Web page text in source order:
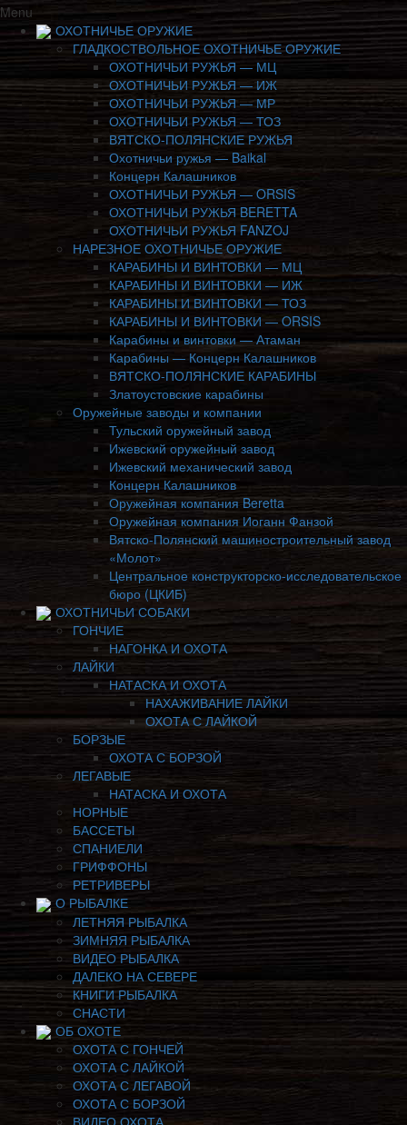
Menu
ОХОТНИЧЬЕ ОРУЖИЕ
ГЛАДКОСТВОЛЬНОЕ ОХОТНИЧЬЕ ОРУЖИЕ
ОХОТНИЧЬИ РУЖЬЯ — МЦ
ОХОТНИЧЬИ РУЖЬЯ — ИЖ
ОХОТНИЧЬИ РУЖЬЯ — МР
ОХОТНИЧЬИ РУЖЬЯ — ТОЗ
ВЯТСКО-ПОЛЯНСКИЕ РУЖЬЯ
Охотничьи ружья — Baikal
Концерн Калашников
ОХОТНИЧЬИ РУЖЬЯ — ORSIS
ОХОТНИЧЬИ РУЖЬЯ BERETTA
ОХОТНИЧЬИ РУЖЬЯ FANZOJ
НАРЕЗНОЕ ОХОТНИЧЬЕ ОРУЖИЕ
КАРАБИНЫ И ВИНТОВКИ — МЦ
КАРАБИНЫ И ВИНТОВКИ — ИЖ
КАРАБИНЫ И ВИНТОВКИ — ТОЗ
КАРАБИНЫ И ВИНТОВКИ — ORSIS
Карабины и винтовки — Атаман
Карабины — Концерн Калашников
ВЯТСКО-ПОЛЯНСКИЕ КАРАБИНЫ
Златоустовские карабины
Оружейные заводы и компании
Тульский оружейный завод
Ижевский оружейный завод
Ижевский механический завод
Концерн Калашников
Оружейная компания Beretta
Оружейная компания Иоганн Фанзой
Вятско-Полянский машиностроительный завод
«Молот»
Центральное конструкторско-исследовательское
бюро (ЦКИБ)
ОХОТНИЧЬИ СОБАКИ
ГОНЧИЕ
НАГОНКА И ОХОТА
ЛАЙКИ
НАТАСКА И ОХОТА
НАХАЖИВАНИЕ ЛАЙКИ
ОХОТА С ЛАЙКОЙ
БОРЗЫЕ
ОХОТА С БОРЗОЙ
ЛЕГАВЫЕ
НАТАСКА И ОХОТА
НОРНЫЕ
БАССЕТЫ
СПАНИЕЛИ
ГРИФФОНЫ
РЕТРИВЕРЫ
О РЫБАЛКЕ
ЛЕТНЯЯ РЫБАЛКА
ЗИМНЯЯ РЫБАЛКА
ВИДЕО РЫБАЛКА
ДАЛЕКО НА СЕВЕРЕ
КНИГИ РЫБАЛКА
СНАСТИ
ОБ ОХОТЕ
ОХОТА С ГОНЧЕЙ
ОХОТА С ЛАЙКОЙ
ОХОТА С ЛЕГАВОЙ
ОХОТА С БОРЗОЙ
ВИДЕО ОХОТА